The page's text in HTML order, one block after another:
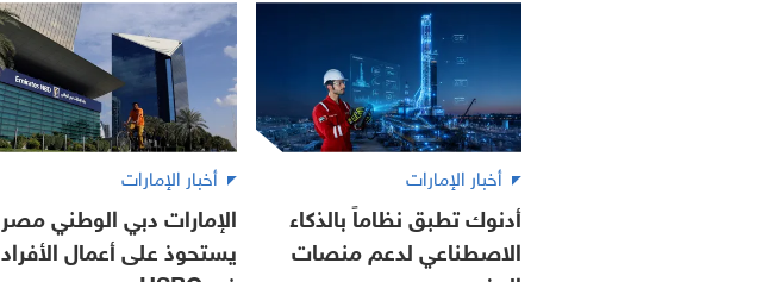
أخبار الإمارات
أدنوك تطبق نظاماً بالذكاء
الاصطناعي لدعم منصات
أخبار الإمارات
الإمارات دبي الوطني مصر
يستحوذ على أعمال الأفراد